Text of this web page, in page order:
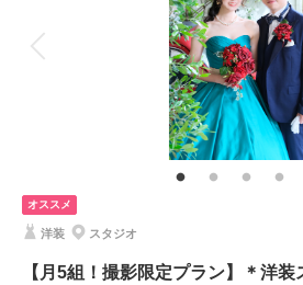
自慢の修
子供用の衣装
マタ
ガーデンでの撮影
オススメ
洋装 スタジオ
【月5組！撮影限定プラン】＊洋